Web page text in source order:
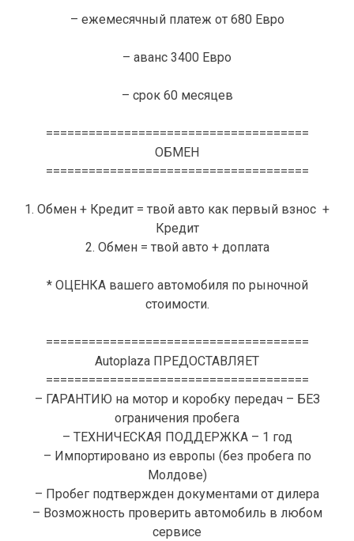
– ежемесячный платеж от 680 Евро
– аванс 3400 Евро
– срок 60 месяцев
=====================================
ОБМЕН
=====================================
1. Обмен + Кредит = твой авто как первый взнос +
Кредит
2. Обмен = твой авто + доплата
* ОЦЕНКА вашего автомобиля по рыночной
стоимости.
=====================================
Autoplaza ПРЕДОСТАВЛЯЕТ
=====================================
– ГАРАНТИЮ на мотор и коробку передач – БЕЗ
ограничения пробега
– ТЕХНИЧЕСКАЯ ПОДДЕРЖКА – 1 год
– Импортировано из европы (без пробега по
Молдове)
– Пробег подтвержден документами от дилера
– Возможность проверить автомобиль в любом
сервисе